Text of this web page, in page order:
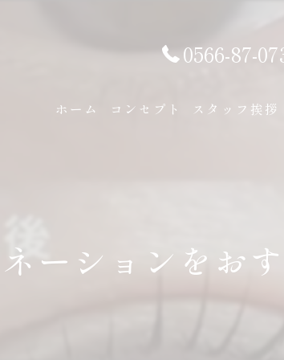
0566-87-
ホーム コンセプト スタッフ挨拶
ーションをお